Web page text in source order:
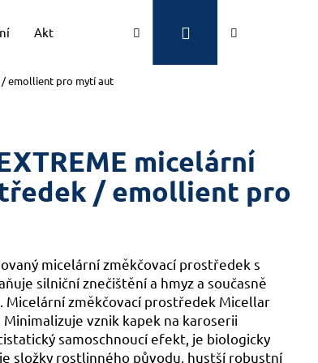
Aktuality Kontakty ZnačkyPřihlášení
/ emollient pro mytí aut
micelární
/ emollient pro
micelární změkčovací prostředek s
silniční znečištění a hmyz a současně
změkčovací prostředek Micellar
vznik kapek na karoserii
samoschnoucí efekt, je biologicky
složky rostlinného původu, hustší robustní